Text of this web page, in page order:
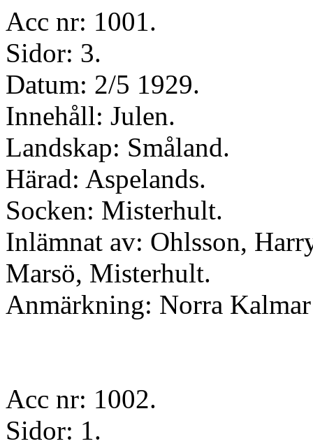
Acc nr: 1001.
Sidor: 3.
Datum: 2/5 1929.
Innehåll: Julen.
Landskap: Småland.
Härad: Aspelands.
Socken: Misterhult.
Inlämnat av: Ohlsson,
Marsö, Misterhult.
Anmärkning: Norra
Acc nr: 1002.
Sidor: 1.